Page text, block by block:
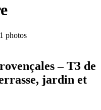
photos
– T3 de
jardin et